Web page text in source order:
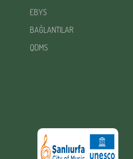
EBYS
BAĞLANTILAR
QDMS